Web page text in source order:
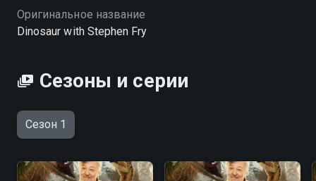
вместе со Стивеном Фраем вы можете совершенно
бесплатно в хорошем HD качестве на Смотрёшке
Оригинальное название
Dinosaur with Stephen Fry
Сезоны и серии
Сезон 1